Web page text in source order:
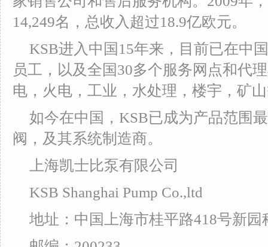
14,249名，总收入超过18.9亿欧元。
KSB进入中国15年来，目前已在中
员工，以及全国30多个服务网点和代
电，火电，工业，水处理，楼宇，矿
如今在中国，KSB已成为产品范围
阀，及其系统制造商。
上海凯士比泵有限公司
KSB Shanghai Pump Co.,ltd
地址：中国上海市桂平路418号新园